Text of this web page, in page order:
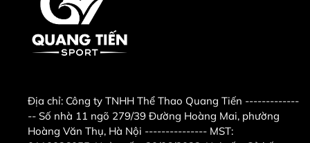
Công ty TNHH Thể Thao Quang Tiến . Địa chỉ :
11 ngõ 279 ngách 279/39 đường Hoàng Mai,quận
Hoàng Mai,Hà Nội ( nếu có wifi , 3g tìm trên google
Địa chỉ: Công ty TNHH Thể Thao Quang Tiến -------------
-- Số nhà 11 ngõ 279/39 Đường Hoàng Mai, phường
Hoàng Văn Thụ, Hà Nội --------------- MST: